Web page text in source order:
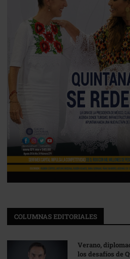
COLUMNAS EDITORIALES
Verano,
los desafíos de